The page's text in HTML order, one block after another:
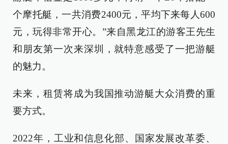
个摩托艇，一共消费2400元，平均下来每人600
元，玩得非常开心。”来自黑龙江的游客王先生
和朋友第一次来深圳，就特意感受了一把游艇
的魅力。
未来，租赁将成为我国推动游艇大众消费的重
要方式。
2022年，工业和信息化部、国家发展改革委、